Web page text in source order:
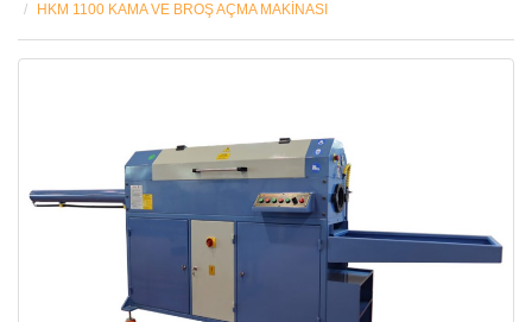
HKM 1100 KAMA VE BROŞ AÇMA MAKİNASI